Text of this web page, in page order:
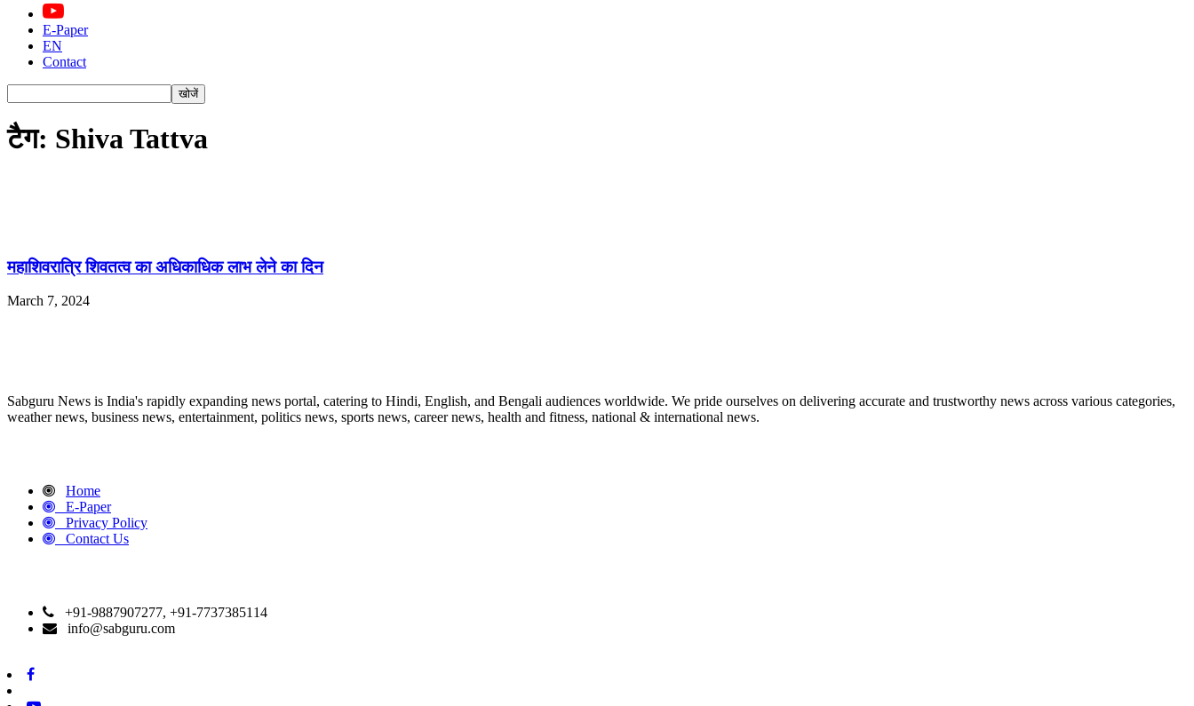
E-Paper
EN
Contact
टैग: Shiva Tattva
महाशिवरात्रि शिवतत्व का अधिकाधिक लाभ लेने का दिन
March 7, 2024
Sabguru News is India's rapidly expanding news portal, catering to Hindi, English, and Bengali audiences worldwide. We pride ourselves on delivering accurate and trustworthy news across various categories,
weather news, business news, entertainment, politics news, sports news, career news, health and fitness, national & international news.
Home
E-Paper
Privacy Policy
Contact Us
+91-9887907277, +91-7737385114
info@sabguru.com